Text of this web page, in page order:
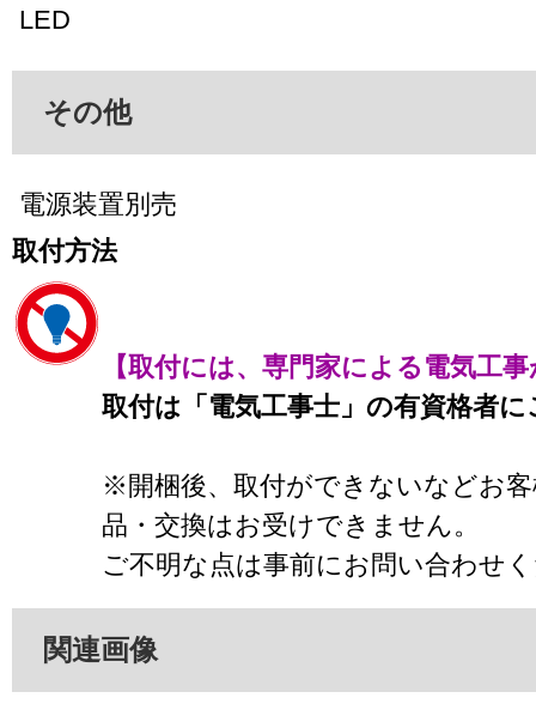
LED
その他
電源装置別売
取付方法
【取付には、専門家による電気工
取付は「電気工事士」の有資格者
※開梱後、取付ができないなどお
品・交換はお受けできません。
ご不明な点は事前にお問い合わせ
関連画像